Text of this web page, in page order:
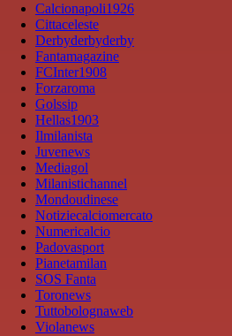
Calcionapoli1926
Cittaceleste
Derbyderbyderby
Fantamagazine
FCInter1908
Forzaroma
Golssip
Hellas1903
Ilmilanista
Juvenews
Mediagol
Milanistichannel
Mondoudinese
Notiziecalciomercato
Numericalcio
Padovasport
Pianetamilan
SOS Fanta
Toronews
Tuttobolognaweb
Violanews